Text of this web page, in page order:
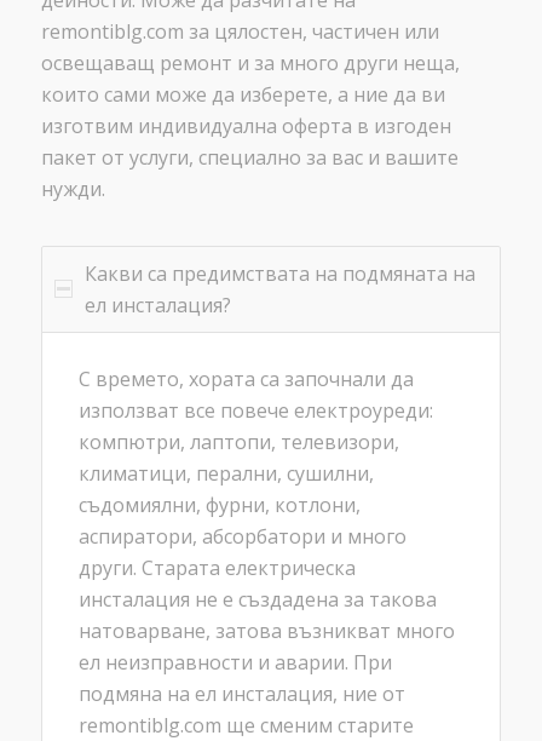
remontiblg.com за цялостен, частичен или
освещаващ ремонт и за много други неща,
които сами може да изберете, а ние да ви
изготвим индивидуална оферта в изгоден
пакет от услуги, специално за вас и вашите
нужди.
Какви са предимствата на подмяната на
ел инсталация?
С времето, хората са започнали да
използват все повече електроуреди:
компютри, лаптопи, телевизори,
климатици, перални, сушилни,
съдомиялни, фурни, котлони,
аспиратори, абсорбатори и много
други. Старата електрическа
инсталация не е създадена за такова
натоварване, затова възникват много
ел неизправности и аварии. При
подмяна на ел инсталация, ние от
remontiblg.com ще сменим старите